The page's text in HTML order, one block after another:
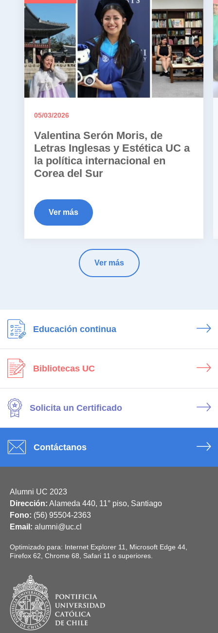
05/03/2026
Valentina Serón Moris, de
Letras Inglesas y Estética UC a
la política internacional en
Corea del Sur
Ver más
Ver más
Educación continua
Bibliotecas UC
Solicita un Certificado
Contáctanos
Alumni UC 2023
Dirección: Alameda 440, 11° piso, Santiago
Fono: (56) 95504-2363
Email: alumni@uc.cl
Optimizado para: Internet Explorer 11, Microsoft Edge 44,
Firefox 62, Chrome 68, Safari 11 o superiores.